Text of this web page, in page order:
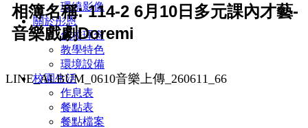
環繞影像
關於彤恩
創校理念
教學特色
環境設備
校園生活
作息表
餐點表
餐點檔案
相簿名稱: 114-2 6月10日多元課內才藝-
音樂戲劇Doremi
LINE_ALBUM_0610音樂上傳_260611_66